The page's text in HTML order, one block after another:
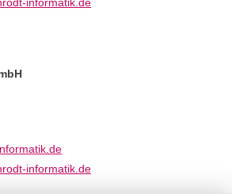
informatik.de